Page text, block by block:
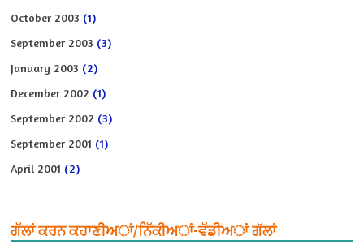
October 2003 (1)
September 2003 (3)
January 2003 (2)
December 2002 (1)
September 2002 (3)
September 2001 (1)
April 2001 (2)
ਗੱਲਾਂ ਕਰਨ ਕਹਾਣੀਅਾਂ/ਨਿੱਕੀਅਾਂ-ਵੱਡੀਅਾਂ ਗੱਲਾਂ